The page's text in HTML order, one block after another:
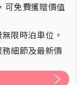
可免費獲贈價值
限時泊車位。
細節及最新價